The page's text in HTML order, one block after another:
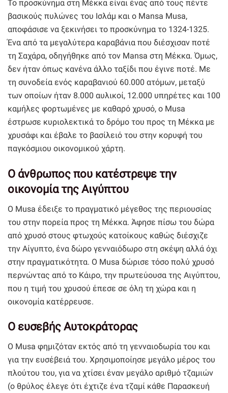
Το προσκύνημα στη Μέκκα είναι ένας από τους πέντε
βασικούς πυλώνες του Ισλάμ και ο Mansa Musa,
αποφάσισε να ξεκινήσει το προσκύνημα το 1324-1325.
Ένα από τα μεγαλύτερα καραβάνια που διέσχισαν ποτέ
τη Σαχάρα, οδηγήθηκε από τον Mansa στη Μέκκα. Όμως,
δεν ήταν όπως κανένα άλλο ταξίδι που έγινε ποτέ. Με
τη συνοδεία ενός καραβανιού 60.000 ατόμων, μεταξύ
των οποίων ήταν 8.000 αυλικοί, 12.000 υπηρέτες και 100
καμήλες φορτωμένες με καθαρό χρυσό, ο Musa
έστρωσε κυριολεκτικά το δρόμο του προς τη Μέκκα με
χρυσάφι και έβαλε το βασίλειό του στην κορυφή του
παγκόσμιου οικονομικού χάρτη.
Ο άνθρωπος που κατέστρεψε την
οικονομία της Αιγύπτου
Ο Musa έδειξε το πραγματικό μέγεθος της περιουσίας
του στην πορεία προς τη Μέκκα. Άφησε πίσω του δώρα
από χρυσό στους φτωχούς κατοίκους καθώς διέσχιζε
την Αίγυπτο, ένα δώρο γενναιόδωρο στη σκέψη αλλά όχι
στην πραγματικότητα. Ο Musa δώρισε τόσο πολύ χρυσό
περνώντας από το Κάιρο, την πρωτεύουσα της Αιγύπτου,
που η τιμή του χρυσού έπεσε σε όλη τη χώρα και η
οικονομία κατέρρευσε.
Ο ευσεβής Αυτοκράτορας
Ο Musa φημιζόταν εκτός από τη γενναιοδωρία του και
για την ευσέβειά του. Χρησιμοποίησε μεγάλο μέρος του
πλούτου του, για να χτίσει έναν μεγάλο αριθμό τζαμιών
(ο θρύλος έλεγε ότι έχτιζε ένα τζαμί κάθε Παρασκευή